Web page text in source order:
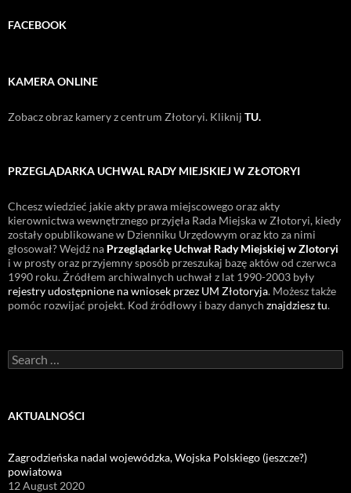
FACEBOOK
KAMERA ONLINE
Zobacz obraz kamery z centrum Złotoryi. Kliknij TU.
PRZEGLĄDARKA UCHWAL RADY MIEJSKIEJ W ZŁOTORYI
Chcesz wiedzieć jakie akty prawa miejscowego oraz akty
kierownictwa wewnętrznego przyjęła Rada Miejska w Złotoryi, kiedy
zostały opublikowane w Dzienniku Urzędowym oraz kto za nimi
głosował? Wejdź na Przeglądarkę Uchwał Rady Miejskiej w Zlotoryi
i w prosty oraz przyjemny sposób przeszukaj bazę aktów od czerwca
1990 roku. Źródłem archiwalnych uchwał z lat 1990-2003 były
rejestry udostępnione na wniosek przez UM Złotoryja. Możesz także
pomóc rozwijać projekt. Kod źródłowy i bazy danych znajdziesz tu.
Search
for:
AKTUALNOŚCI
Zagrodzieńska nadal wojewódzka, Wojska Polskiego (jeszcze?)
powiatowa
12 August 2020